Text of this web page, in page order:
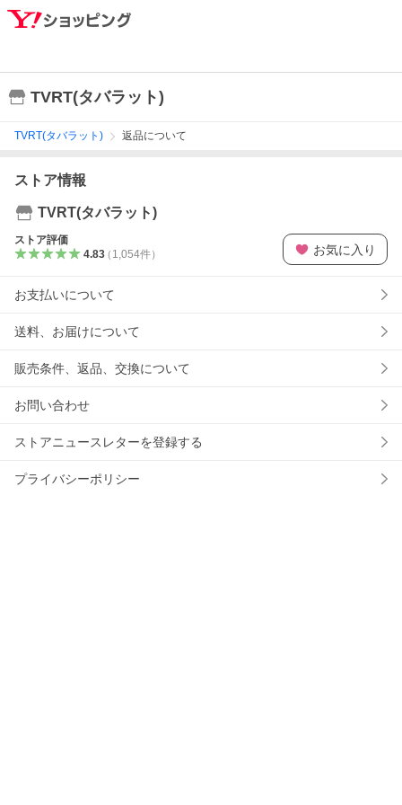
TVRT(タバラット)
TVRT(タバラット) 返品について
ストア情報
TVRT(タバラット)
ストア評価
4.83（ 1,054件） お気に入り
お支払いについて
送料、お届けについて
販売条件、返品、交換について
お問い合わせ
ストアニュースレターを登録する
プライバシーポリシー